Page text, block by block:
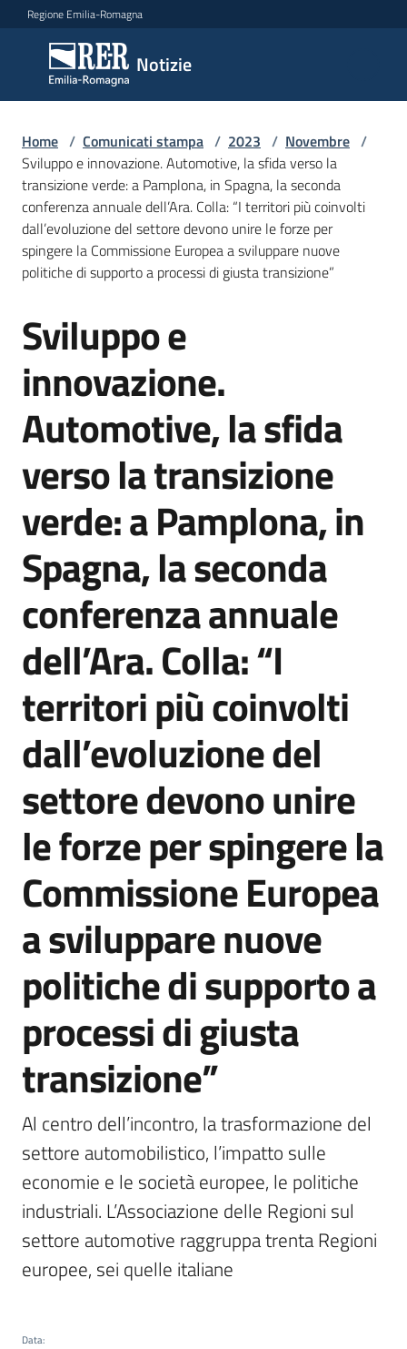
Vai al contenuto
Vai alla navigazione
Vai al footer
Regione Emilia-Romagna
Notizie
Notizie
Comunicati
stampa
Menu selezionato
Cerca
un
comunicato
Agenzia
di
informazione
e
comunicazione
Seguici
su
Home / Comunicati stampa / 2023 / Novembre /
Sviluppo e innovazione. Automotive, la sfida verso la
transizione verde: a Pamplona, in Spagna, la seconda
conferenza annuale dell’Ara. Colla: “I territori più coinvolti
dall’evoluzione del settore devono unire le forze per
spingere la Commissione Europea a sviluppare nuove
politiche di supporto a processi di giusta transizione”
Salta al contenuto
Sviluppo e
innovazione.
Automotive, la sfida
verso la transizione
verde: a Pamplona, in
Spagna, la seconda
conferenza annuale
dell’Ara. Colla: “I
territori più coinvolti
dall’evoluzione del
settore devono unire
le forze per spingere la
Commissione Europea
a sviluppare nuove
politiche di supporto a
processi di giusta
transizione”
Al centro dell’incontro, la trasformazione del
settore automobilistico, l’impatto sulle
economie e le società europee, le politiche
industriali. L’Associazione delle Regioni sul
settore automotive raggruppa trenta Regioni
europee, sei quelle italiane
Data: